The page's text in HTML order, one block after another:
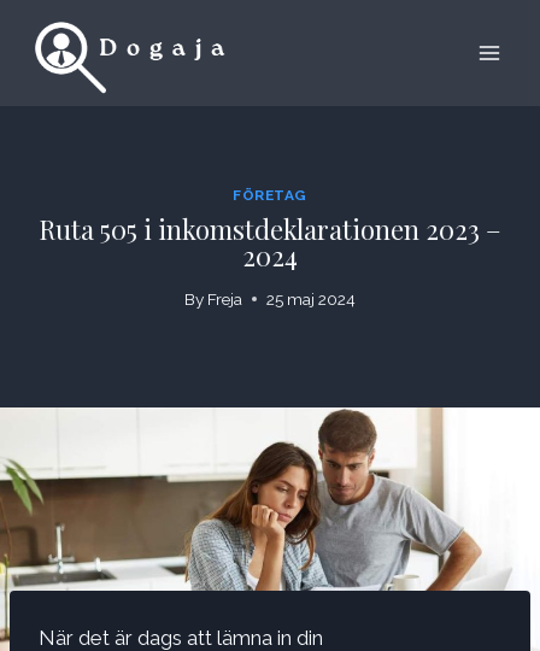
FÖRETAG
Ruta 505 i inkomstdeklarationen 2023 –
2024
By Freja 25 maj 2024
När det är dags att lämna in din